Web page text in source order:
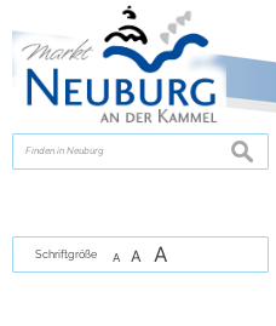
zur Navigationoder
suchen
Schriftgröße A A A